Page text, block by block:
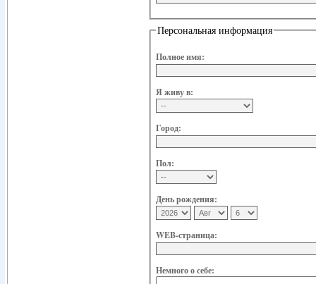
Персональная информация
Полное имя:
Я живу в:
Город:
Пол:
День рождения:
WEB-страница:
Немного о себе: